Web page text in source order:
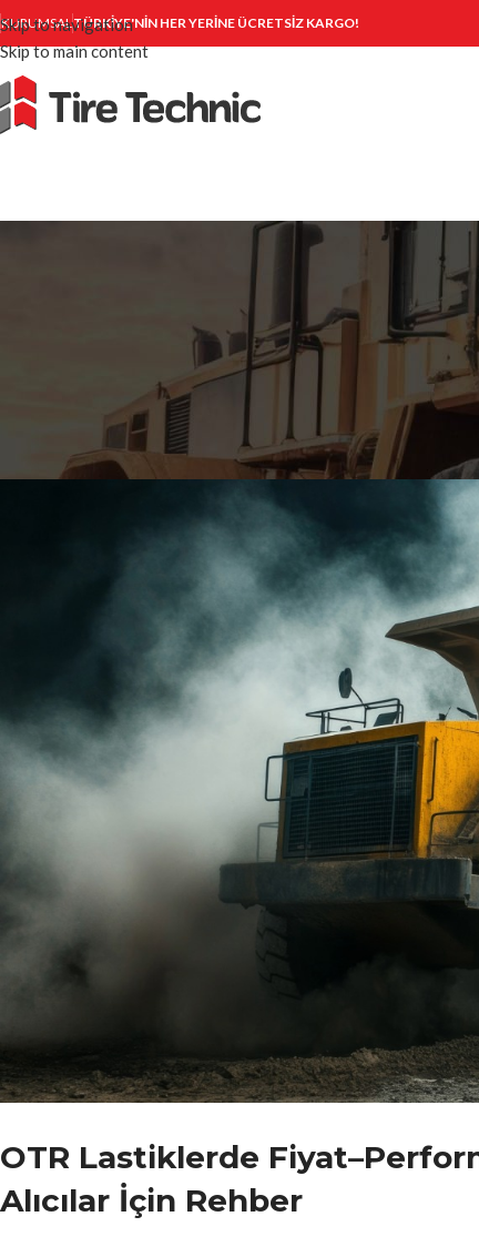
Skip to navigation
Skip to main content
KURUMSALTÜRKİYE'NİN HER YERİNE ÜCRETSİZ KARGO!
OTR Lastiklerde
YazanTire
OTR Lastiklerde
Alıcılar İçin Rehber